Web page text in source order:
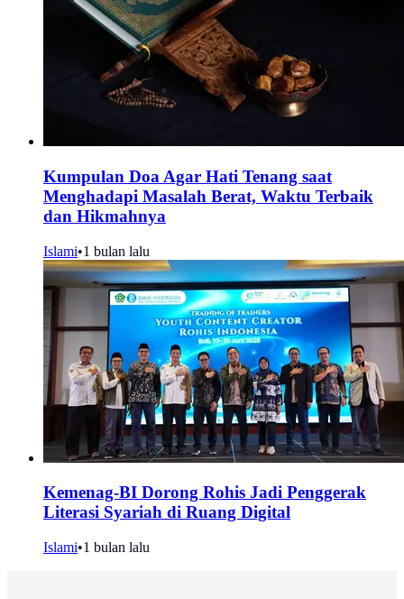
Kumpulan Doa Agar Hati Tenang saat
Menghadapi Masalah Berat, Waktu Terbaik
dan Hikmahnya
Islami•1 bulan lalu
Kemenag-BI Dorong Rohis Jadi Penggerak
Literasi Syariah di Ruang Digital
Islami•1 bulan lalu